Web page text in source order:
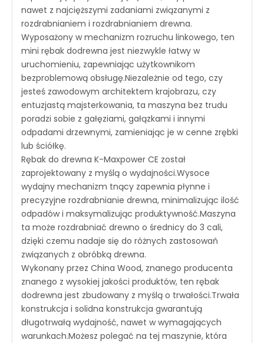
nawet z najcięższymi zadaniami związanymi z
rozdrabnianiem i rozdrabnianiem drewna.
Wyposażony w mechanizm rozruchu linkowego, ten
mini rębak dodrewna jest niezwykle łatwy w
uruchomieniu, zapewniając użytkownikom
bezproblemową obsługę.Niezależnie od tego, czy
jesteś zawodowym architektem krajobrazu, czy
entuzjastą majsterkowania, ta maszyna bez trudu
poradzi sobie z gałęziami, gałązkami i innymi
odpadami drzewnymi, zamieniając je w cenne zrębki
lub ściółkę.
Rębak do drewna K-Maxpower CE został
zaprojektowany z myślą o wydajności.Wysoce
wydajny mechanizm tnący zapewnia płynne i
precyzyjne rozdrabnianie drewna, minimalizując ilość
odpadów i maksymalizując produktywność.Maszyna
ta może rozdrabniać drewno o średnicy do 3 cali,
dzięki czemu nadaje się do różnych zastosowań
związanych z obróbką drewna.
Wykonany przez China Wood, znanego producenta
znanego z wysokiej jakości produktów, ten rębak
dodrewna jest zbudowany z myślą o trwałości.Trwała
konstrukcja i solidna konstrukcja gwarantują
długotrwałą wydajność, nawet w wymagających
warunkach.Możesz polegać na tej maszynie, która